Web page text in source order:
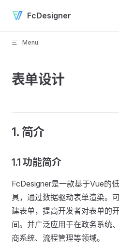
Skip to content
FcDesigner
Menu
表单设计
1. 简介
1.1 功能简介
FcDesigner是一款基于Vue的
具，通过数据驱动表单渲染。
建表单，提高开发者对表单的
间。并广泛应用于在政务系统
商系统、流程管理等领域。